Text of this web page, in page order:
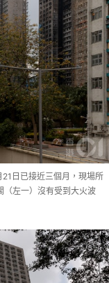
日已接近三個月，現場所
（左一）沒有受到大火波